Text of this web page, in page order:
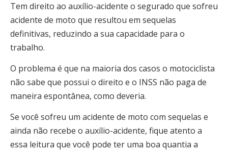
Tem direito ao auxílio-acidente o segurado que sofreu
acidente de moto que resultou em sequelas
definitivas, reduzindo a sua capacidade para o
trabalho.
O problema é que na maioria dos casos o motociclista
não sabe que possui o direito e o INSS não paga de
maneira espontânea, como deveria.
Se você sofreu um acidente de moto com sequelas e
ainda não recebe o auxílio-acidente, fique atento a
essa leitura que você pode ter uma boa quantia a